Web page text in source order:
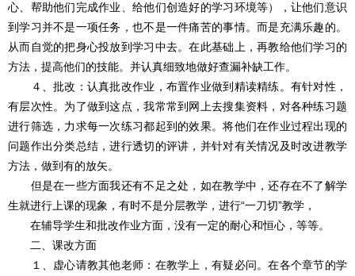
心、帮助他们完成作业、给他们创造好的学习环境等），让他们意识
到学习并不是一项任务，也不是一件痛苦的事情。而是充满乐趣的。
从而自觉的把身心投放到学习中去。在此基础上，再教给他们学习的
方法，提高他们的技能。并认真细致地做好查漏补缺工作。
４、批改：认真批改作业，布置作业做到精读精练。有针对性，
有层次性。为了做到这点，我常常到网上去搜集资料，对各种练习题
进行筛选，力求每一次练习都起到的效果。将他们在作业过程出现的
问题作出分类总结，进行透切的评讲，并针对有关情况及时改进教学
方法，做到有的放矢。
但是在一些方面我还有不足之处，如在教学中，还存在不了解学
生就进行上课的现象，有时不是分层教学，进行“一刀切”教学，
在辅导学生和批改作业方面，没有一定的耐心和恒心，等等。
二、课改方面
１、虚心请教其他老师：在教学上，有疑必问。在各个章节的学